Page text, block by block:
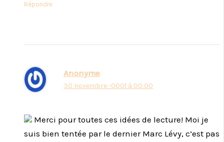
Répondre
Anonyme
30 novembre -0001 à 00:00
Merci pour toutes ces idées de lecture! Moi je
suis bien tentée par le dernier Marc Lévy, c’est pas